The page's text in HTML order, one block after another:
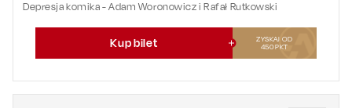
Depresja komika - Adam Woronowicz i Rafał Rutkowski
Kup bilet
ZYSKAJ OD
450PKT